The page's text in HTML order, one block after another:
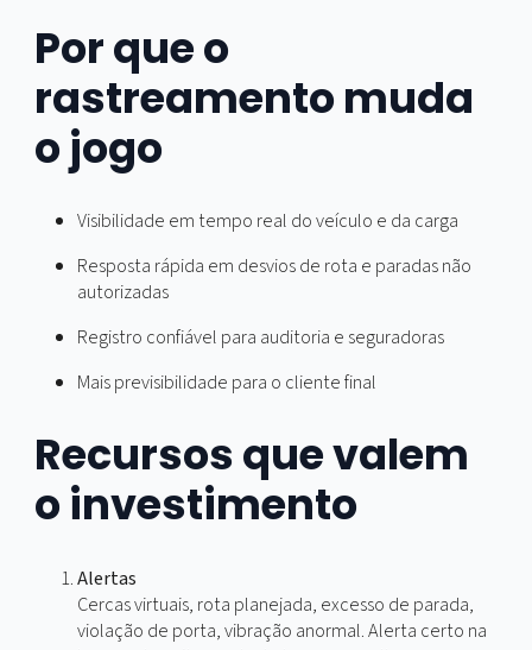
notícia é que dá para reduzir risco com rastreamento
implementado e rotina de controle clara. Não é teoria. É
processo.
Por que o
rastreamento muda
o jogo
autorizadas
Registro confiável para auditoria e seguradoras
Recursos que valem